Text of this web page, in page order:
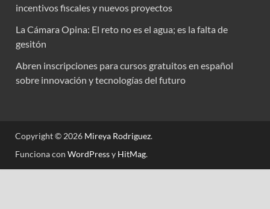
incentivos fiscales y nuevos proyectos
La Cámara Opina: El reto no es el agua; es la falta de
gesitón
Abren inscripciones para cursos gratuitos en español
sobre innovación y tecnologías del futuro
Copyright © 2026 Mireya Rodriguez.
Funciona con WordPressy HitMag.